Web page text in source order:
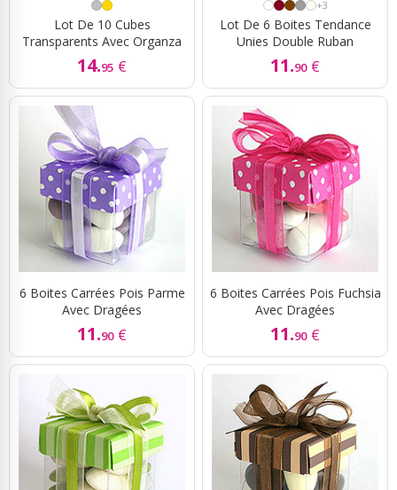
Lot De 10 Cubes
Transparents Avec Organza
14.95 €
+3
Lot De 6 Boites Tendance
Unies Double Ruban
11.90 €
6 Boites Carrées Pois Parme
Avec Dragées
11.90 €
6 Boites Carrées Pois Fuchsia
Avec Dragées
11.90 €